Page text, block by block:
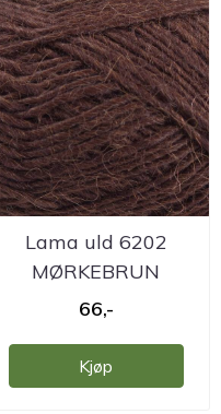
Lama uld 6202
MØRKEBRUN
Camarose
66,-
Kjøp